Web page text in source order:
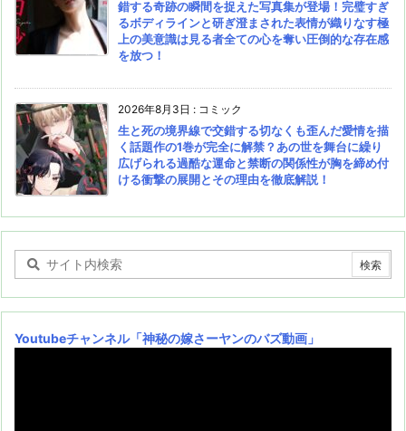
錯する奇跡の瞬間を捉えた写真集が登場！完璧すぎ
るボディラインと研ぎ澄まされた表情が織りなす極
上の美意識は見る者全ての心を奪い圧倒的な存在感
を放つ！
2026年8月3日 : コミック
生と死の境界線で交錯する切なくも歪んだ愛情を描
く話題作の1巻が完全に解禁？あの世を舞台に繰り
広げられる過酷な運命と禁断の関係性が胸を締め付
ける衝撃の展開とその理由を徹底解説！
Youtubeチャンネル「神秘の嫁さーヤンのバズ動画」